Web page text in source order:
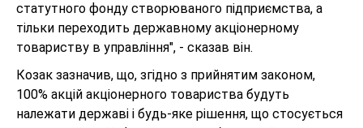
статутного фонду створюваного підприємства, а
тільки переходить державному акціонерному
товариству в управління", - сказав він.
Козак зазначив, що, згідно з прийнятим законом,
100% акцій акціонерного товариства будуть
належати державі і будь-яке рішення, що стосується